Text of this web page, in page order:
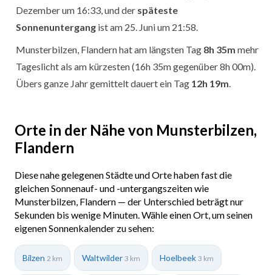
Dezember um 16:33, und der späteste
Sonnenuntergang ist am 25. Juni um 21:58.
Munsterbilzen, Flandern hat am längsten Tag 8h 35m mehr
Tageslicht als am kürzesten (16h 35m gegenüber 8h 00m).
Übers ganze Jahr gemittelt dauert ein Tag 12h 19m
Orte in der Nähe von Munsterbilzen,
Flandern
Diese nahe gelegenen Städte und Orte haben fast die
gleichen Sonnenauf- und -untergangszeiten wie
Munsterbilzen, Flandern — der Unterschied beträgt nur
Sekunden bis wenige Minuten. Wähle einen Ort, um seinen
eigenen Sonnenkalender zu sehen:
Bilzen 2 km Waltwilder 3 km Hoelbeek 3 km